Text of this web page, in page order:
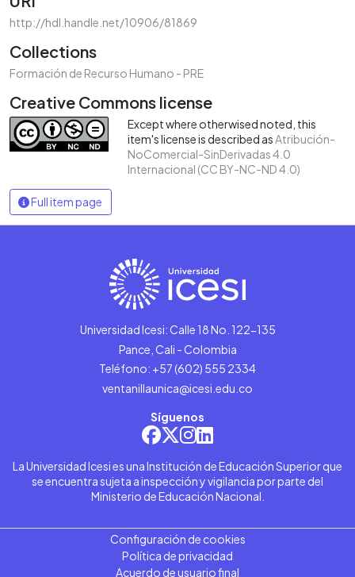
http://hdl.handle.net/10906/81869
Collections
Formación de Recurso Humano - PRE
Creative Commons license
Except where otherwised noted, this
item's license is described asAtribución-
NoComercial-SinDerivadas 4.0
Internacional (CC BY-NC-ND 4.0)
Full item page
Universidad Icesi: Calle 18 No. 122-135
Pance, Cali - Colombia
Teléfono: +57 (602) 555 2334
ventanillaunica@icesi.edu.co
Síguenos
La Universidad Icesi es una Institución de Educación Superior que
se encuentra sujeta a inspección y vigilancia por parte del
Ministerio de Educación Nacional.
Configuración de cookies
Política de privacidad
Acuerdo de usuario final